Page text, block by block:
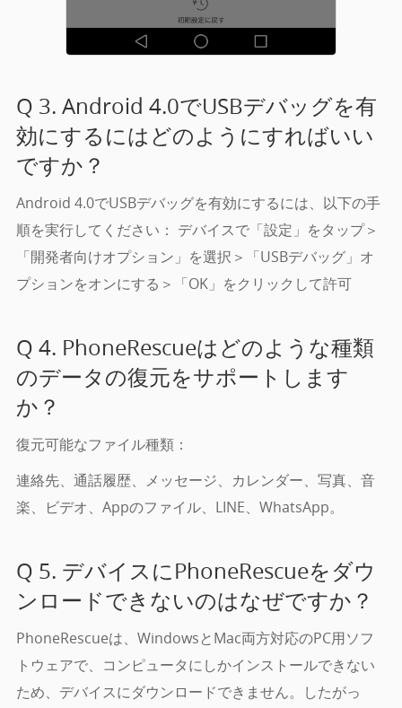
Q 3. Android 4.0でUSBデバッグを有
効にするにはどのようにすればいい
ですか？
Android 4.0でUSBデバッグを有効にするには、以下の手
順を実行してください： デバイスで「設定」をタップ＞
「開発者向けオプション」を選択＞「USBデバッグ」オ
プションをオンにする＞「OK」をクリックして許可
Q 4. PhoneRescueはどのような種類
のデータの復元をサポートします
か？
復元可能なファイル種類：
連絡先、通話履歴、メッセージ、カレンダー、写真、音
楽、ビデオ、Appのファイル、LINE、WhatsApp。
Q 5. デバイスにPhoneRescueをダウ
ンロードできないのはなぜですか？
PhoneRescueは、WindowsとMac両方対応のPC用ソフ
トウェアで、コンピュータにしかインストールできない
ため、デバイスにダウンロードできません。したがっ